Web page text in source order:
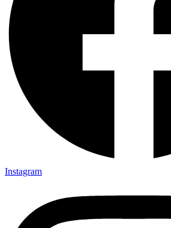
Instagram